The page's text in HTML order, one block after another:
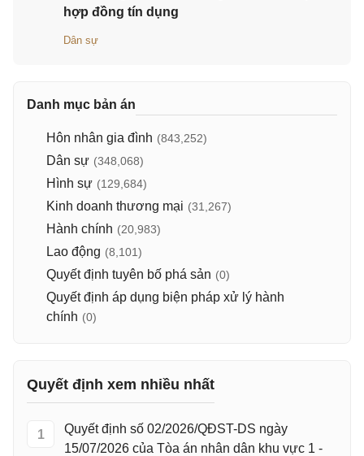
hợp đồng tín dụng
Dân sự
Danh mục bản án
Hôn nhân gia đình (843,252)
Dân sự (348,068)
Hình sự (129,684)
Kinh doanh thương mại (31,267)
Hành chính (20,983)
Lao động (8,101)
Quyết định tuyên bố phá sản (0)
Quyết định áp dụng biện pháp xử lý hành
chính (0)
Quyết định xem nhiều nhất
1
Quyết định số 02/2026/QĐST-DS ngày
15/07/2026 của Tòa án nhân dân khu vực 1 -